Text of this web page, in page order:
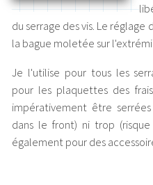
du serrage des vis. Le
la bague moletée sur
Je l'utilise pour tous les
pour les plaquettes des
impérativement être
dans le front) ni trop
également pour des